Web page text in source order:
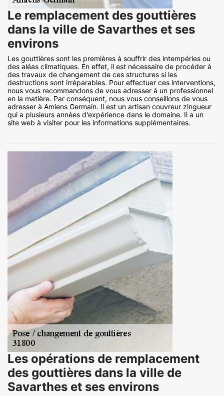
Le remplacement des gouttières
dans la ville de Savarthes et ses
environs
Les gouttières sont les premières à souffrir des intempéries ou
des aléas climatiques. En effet, il est nécessaire de procéder à
des travaux de changement de ces structures si les
destructions sont irréparables. Pour effectuer ces interventions,
nous vous recommandons de vous adresser à un professionnel
en la matière. Par conséquent, nous vous conseillons de vous
adresser à Amiens Germain. Il est un artisan couvreur zingueur
qui a plusieurs années d'expérience dans le domaine. Il a un
site web à visiter pour les informations supplémentaires.
Les opérations de remplacement
des gouttières dans la ville de
Savarthes et ses environs